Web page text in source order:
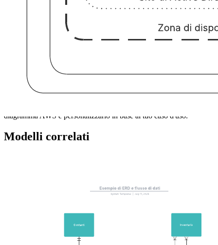
Vedere un esempio di architettura di rete AWS.
Accedere alle forme dei diagrammi AWS.
Collaborare con altri per progettare la tua rete.
diagramma AWS e personalizzarlo in base al tuo caso d'uso.
Modelli correlati